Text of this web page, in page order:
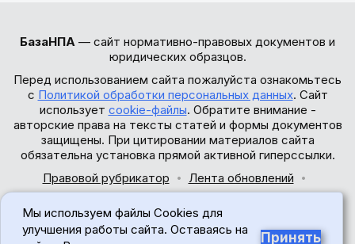
БазаНПА — сайт нормативно-правовых документов и
юридических образцов.
Перед использованием сайта пожалуйста ознакомьтесь
с Политикой обработки персональных данных. Сайт
использует cookie-файлы. Обратите внимание -
авторские права на тексты статей и формы документов
защищены. При цитировании материалов сайта
обязательна установка прямой активной гиперссылки.
Правовой рубрикатор
Лента обновлений
© 2017-2026
Мы используем файлы Cookies для
улучшения работы сайта. Оставаясь на
Принять